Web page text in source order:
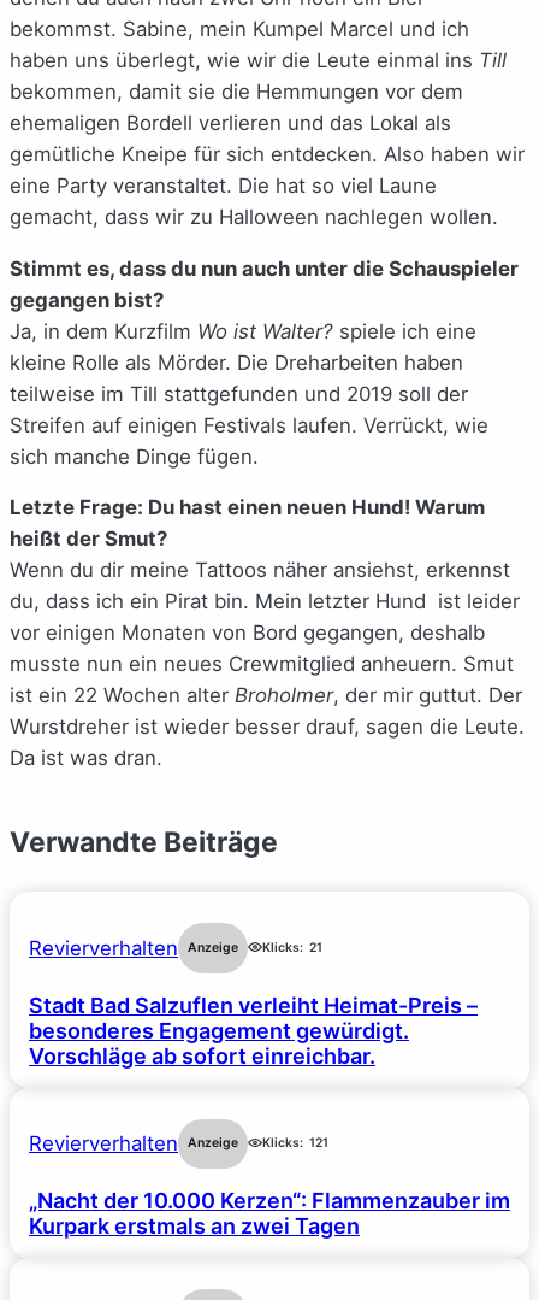
bekommst. Sabine, mein Kumpel Marcel und ich
haben uns überlegt, wie wir die Leute einmal ins Till
bekommen, damit sie die Hemmungen vor dem
ehemaligen Bordell verlieren und das Lokal als
gemütliche Kneipe für sich entdecken. Also haben wir
eine Party veranstaltet. Die hat so viel Laune
gemacht, dass wir zu Halloween nachlegen wollen.
Stimmt es, dass du nun auch unter die Schauspieler
gegangen bist?
Ja, in dem Kurzfilm Wo ist Walter? spiele ich eine
kleine Rolle als Mörder. Die Dreharbeiten haben
teilweise im Till stattgefunden und 2019 soll der
Streifen auf einigen Festivals laufen. Verrückt, wie
sich manche Dinge fügen.
Letzte Frage: Du hast einen neuen Hund! Warum
heißt der Smut?
Wenn du dir meine Tattoos näher ansiehst, erkennst
du, dass ich ein Pirat bin. Mein letzter Hund ist leider
vor einigen Monaten von Bord gegangen, deshalb
musste nun ein neues Crewmitglied anheuern. Smut
ist ein 22 Wochen alter Broholmer, der mir guttut. Der
Wurstdreher ist wieder besser drauf, sagen die Leute.
Da ist was dran.
Verwandte Beiträge
Revierverhalten Anzeige Klicks: 21
Stadt Bad Salzuflen verleiht Heimat-Preis –
besonderes Engagement gewürdigt.
Vorschläge ab sofort einreichbar.
Revierverhalten Anzeige Klicks: 121
„Nacht der 10.000 Kerzen“: Flammenzauber im
Kurpark erstmals an zwei Tagen